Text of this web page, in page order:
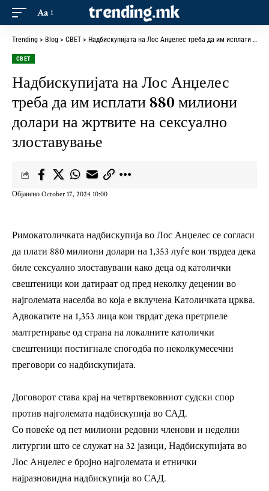
Aa
Trending > Blog > СВЕТ > Надбискупијата на Лос Анџелес треба да им исплати 880 милиони долари на жртвите на сексуално злоставување
СВЕТ
Надбискупијата на Лос Анџелес
треба да им исплати 880 милиони
долари на жртвите на сексуално
злоставување
Објавено October 17, 2024 10:00
Римокатоличката надбискупија во Лос Анџелес се согласи
да плати 880 милиони долари на 1,353 луѓе кои тврдеа дека
биле сексуално злоставувани како деца од католички
свештеници кои датираат од пред неколку децении во
најголемата населба во која е вклучена Католичката црква.
Адвокатите на 1,353 лица кои тврдат дека претрпеле
малтретирање од страна на локалните католички
свештеници постигнале спогодба по неколкумесечни
преговори со надбискупијата.
Договорот става крај на четвртвековниот судски спор
против најголемата надбискупија во САД.
Со повеќе од пет милиони редовни членови и неделни
литургии што се служат на 32 јазици, Надбискупијата во
Лос Анџелес е бројно најголемата и етнички
најразновидна надбискупија во САД.